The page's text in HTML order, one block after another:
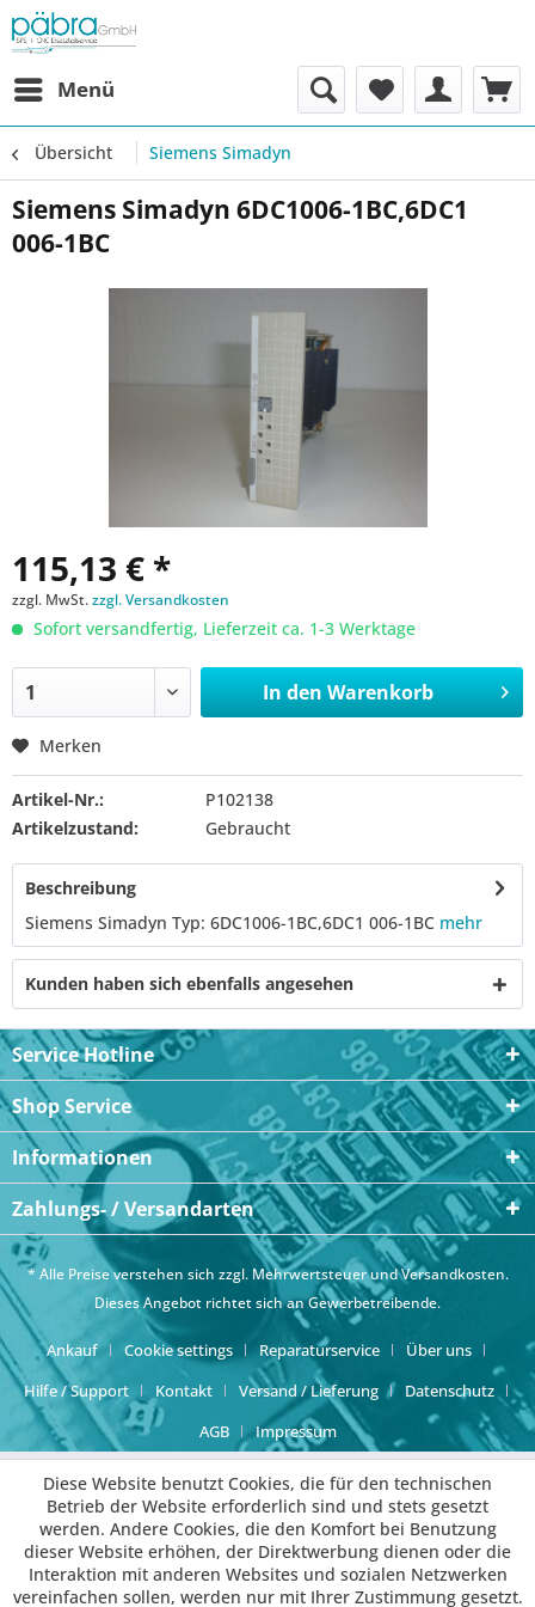
Menü
Übersicht Siemens Simadyn
Siemens Simadyn 6DC1006-1BC,6DC1
006-1BC
115,13 € *
zzgl. MwSt.zzgl. Versandkosten
Sofort versandfertig, Lieferzeit ca. 1-3 Werktage
In den Warenkorb
Merken
Artikel-Nr.:
P102138
Artikelzustand:
Gebraucht
Beschreibung
Siemens Simadyn Typ: 6DC1006-1BC,6DC1 006-1BC mehr
Kunden haben sich ebenfalls angesehen
Service Hotline
Shop Service
Informationen
Zahlungs- / Versandarten
* Alle Preise verstehen sich zzgl. Mehrwertsteuer undVersandkosten.
Dieses Angebot richtet sich an Gewerbetreibende.
Ankauf Cookie settings Reparaturservice
Über uns
Hilfe / Support
Kontakt Versand / Lieferung
Datenschutz
AGB
Impressum
Diese Website benutzt Cookies, die für den technischen
Betrieb der Website erforderlich sind und stets gesetzt
werden. Andere Cookies, die den Komfort bei Benutzung
dieser Website erhöhen, der Direktwerbung dienen oder die
Interaktion mit anderen Websites und sozialen Netzwerken
vereinfachen sollen, werden nur mit Ihrer Zustimmung gesetzt.